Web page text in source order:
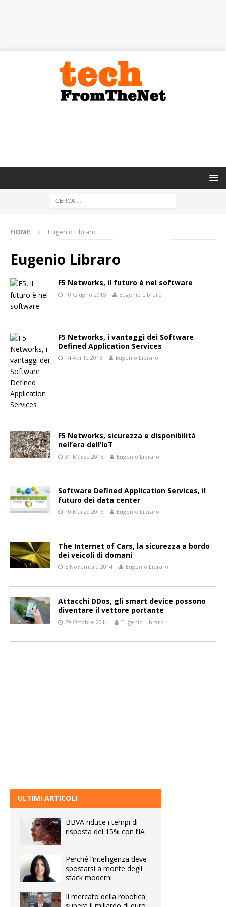
HOME Eugenio Libraro
Eugenio Libraro
F5 Networks, il futuro è nel software
10 Giugno 2015 Eugenio Libraro
F5 Networks, i vantaggi dei Software
Defined Application Services
14 Aprile 2015 Eugenio Libraro
F5 Networks, sicurezza e disponibilità
nell’era dell’IoT
31 Marzo 2015 Eugenio Libraro
Software Defined Application Services, il
futuro dei data center
10 Marzo 2015 Eugenio Libraro
The Internet of Cars, la sicurezza a bordo
dei veicoli di domani
5 Novembre 2014 Eugenio Libraro
Attacchi DDos, gli smart device possono
diventare il vettore portante
29 Ottobre 2014 Eugenio Libraro
ULTIMI ARTICOLI
BBVA riduce i tempi di
risposta del 15% con l’IA
Perché l’intelligenza deve
spostarsi a monte degli
stack moderni
Il mercato della robotica